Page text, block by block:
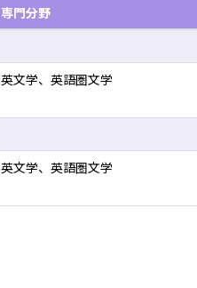
専門分野
英文学、英語圏文学
英文学、英語圏文学